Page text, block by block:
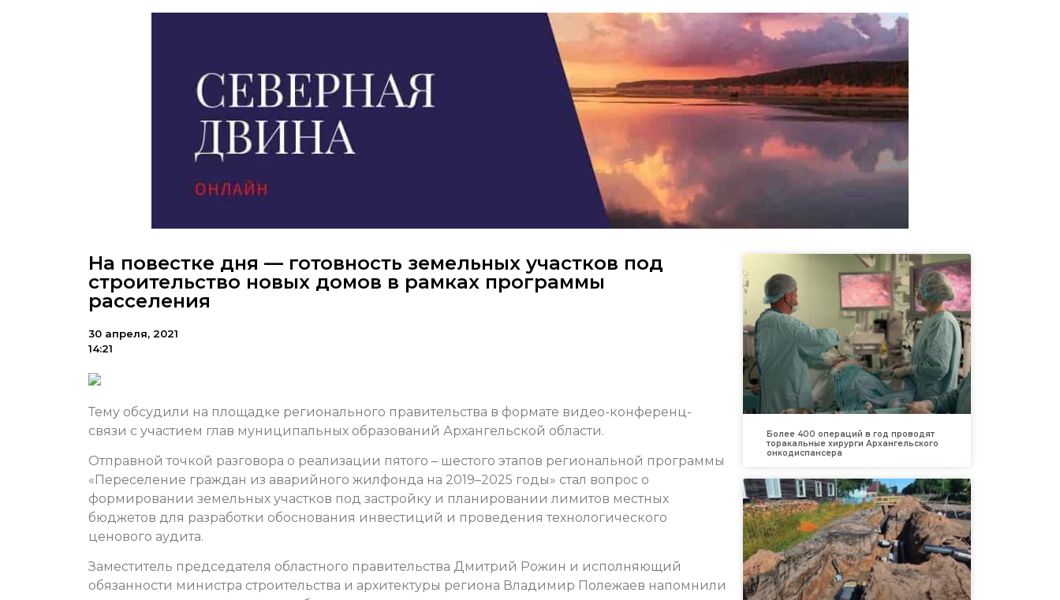
На повестке дня — готовность земельных участков под
строительство новых домов в рамках программы
расселения
30 апреля, 2021
14:21
Тему обсудили на площадке регионального правительства в формате видео-конференц-
связи с участием глав муниципальных образований Архангельской области.
Отправной точкой разговора о реализации пятого – шестого этапов региональной программы
«Переселение граждан из аварийного жилфонда на 2019–2025 годы» стал вопрос о
формировании земельных участков под застройку и планировании лимитов местных
бюджетов для разработки обоснования инвестиций и проведения технологического
ценового аудита.
Заместитель председателя областного правительства Дмитрий Рожин и исполняющий
обязанности министра строительства и архитектуры региона Владимир Полежаев напомнили
Более 400 операций в год проводят
торакальные хирурги Архангельского
онкодиспансера